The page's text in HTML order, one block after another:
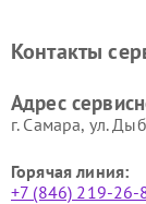
Kitfort
Kitfort
Контакты
Адрес
г. Самара, ул.
Горячая линия:
+7 (846) 219-26-